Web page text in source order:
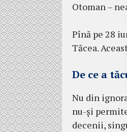
Otoman –
Pînă pe 28
Tăcea.
De ce a
Nu din
nu-și
decenii,